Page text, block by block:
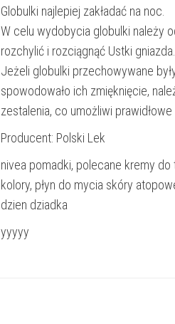
Globulki najlepiej zakładać na noc.
W celu wydobycia globulki należy
rozchylić i rozciągnąć Ustki
Jeżeli globulki przechowywane
spowodowało ich zmięknięcie,
zestalenia, co umożliwi
Producent: Polski Lek
nivea pomadki, polecane kremy
kolory, płyn do mycia skóry
dzien dziadka
yyyyy